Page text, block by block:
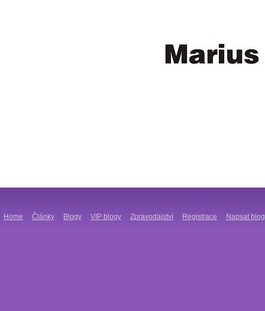
Home Články Blogy VIP blogy Zpravodajství Registrace Napsat blog